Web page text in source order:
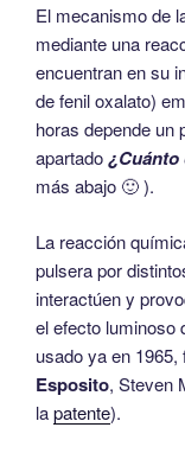
El mecanismo de
mediante una
encuentran en su
de fenil oxalato)
horas depende un
apartado¿Cuánto
más abajo 🙂 ).
La reacción
pulsera por
interactúen y
el efecto luminoso
usado ya en
Esposito, Steven
lapatente).